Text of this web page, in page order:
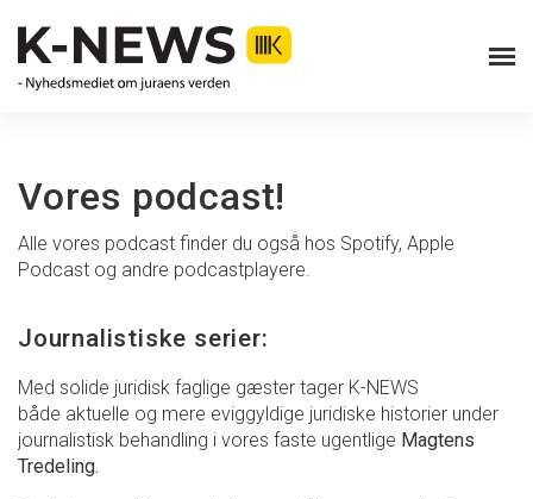
Vores podcast!
Alle vores podcast finder du også hos Spotify, Apple
Podcast og andre podcastplayere.
Journalistiske serier:
Med solide juridisk faglige gæster tager K-NEWS
både aktuelle og mere eviggyldige juridiske historier under
journalistisk behandling i vores faste ugentlige Magtens
Tredeling.